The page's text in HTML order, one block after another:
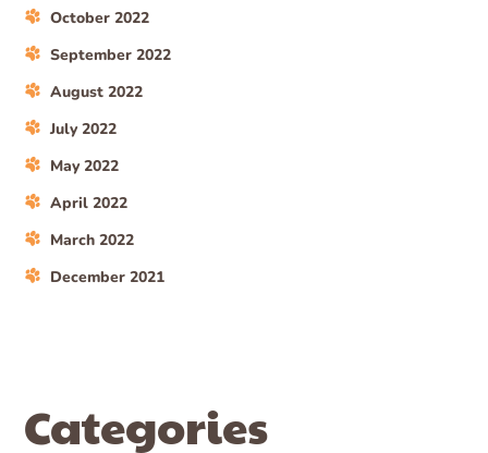
October 2022
September 2022
August 2022
July 2022
May 2022
April 2022
March 2022
December 2021
Categories